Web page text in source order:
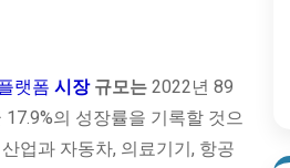
랫폼 시장규모는 2022년 89
의 성장률을 기록할 것으
업과 자동차, 의료기기, 항공